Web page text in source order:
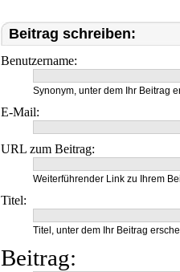
Beitrag schreiben:
Benutzername:
Synonym, unter dem Ihr Beitrag
E-Mail:
URL zum Beitrag:
Weiterführender Link zu Ihrem
Titel:
Titel, unter dem Ihr Beitrag
Beitrag: